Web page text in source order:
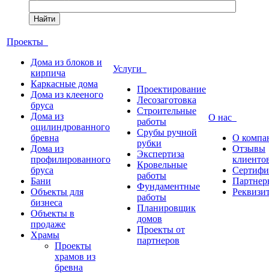
Найти
Проекты
Дома из блоков и
кирпича
Каркасные дома
Дома из клееного
бруса
Дома из
оцилиндрованного
бревна
Дома из
профилированного
бруса
Бани
Объекты для
бизнеса
Объекты в
продаже
Храмы
Проекты
храмов из
бревна
Услуги
Проектирование
Лесозаготовка
Строительные
работы
Срубы ручной
рубки
Экспертиза
Кровельные
работы
Фундаментные
работы
Планировщик
домов
Проекты от
партнеров
О нас
О
Отзывы